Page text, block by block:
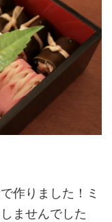
作りました！ミ
ませんでした